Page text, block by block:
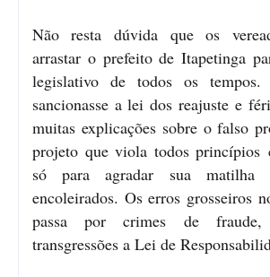
Não resta dúvida que os
arrastar o prefeito de Itapetinga
legislativo de todos os
sancionasse a lei dos reajuste e
muitas explicações sobre o falso
projeto que viola todos princípios
só para agradar sua matilha
encoleirados. Os erros grosseiros
passa por crimes de fraude,
transgressões a Lei de